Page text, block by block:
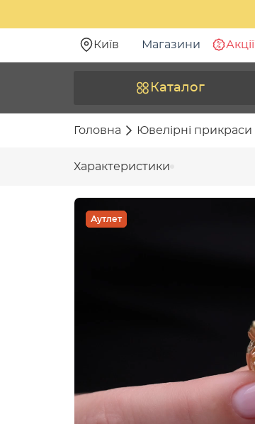
Київ Магазини Акції
Каталог
Головна Ювелірні прикраси
Характеристики
Аутлет